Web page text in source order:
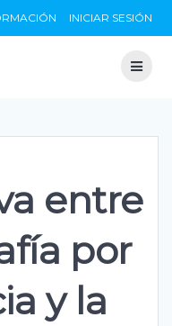
INICIAR SESIÓN
entre
por
y la